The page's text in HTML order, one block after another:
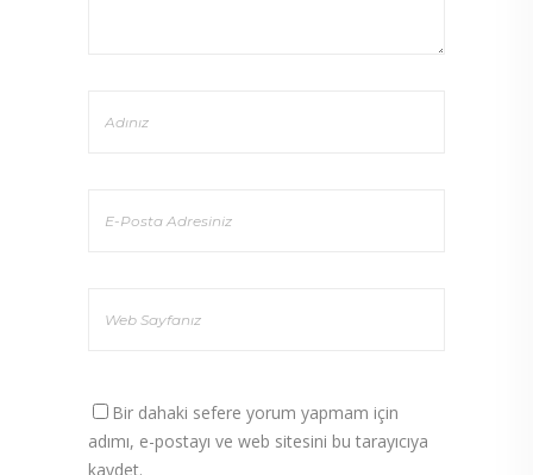
Bir dahaki sefere yorum yapmam için
adımı, e-postayı ve web sitesini bu tarayıcıya
kaydet.